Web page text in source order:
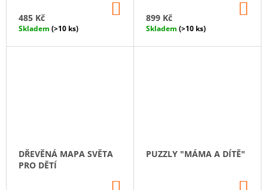
485 Kč KOŠÍKU
Skladem (>10 ks)
899 Kč
Skladem (>10 ks)
DŘEVĚNÁ MAPA SVĚTA
PRO DĚTÍ
PUZZLY "MÁMA A DÍTĚ"